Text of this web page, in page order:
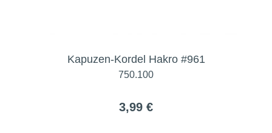
Kapuzen-Kordel Hakro #961
750.100
3,99 €